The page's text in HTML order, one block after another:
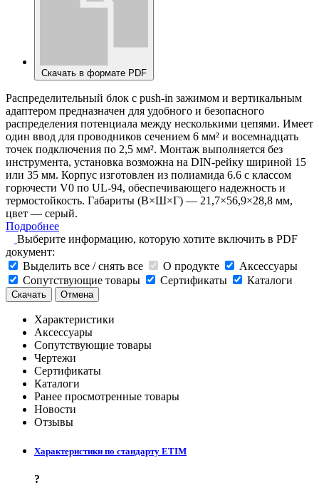
Скачать в формате PDF
Распределительный блок с push-in зажимом и вертикальным
адаптером предназначен для удобного и безопасного
распределения потенциала между несколькими цепями. Имеет
один ввод для проводников сечением 6 мм² и восемнадцать
точек подключения по 2,5 мм². Монтаж выполняется без
инструмента, установка возможна на DIN-рейку шириной 15
или 35 мм. Корпус изготовлен из полиамида 6.6 с классом
горючести V0 по UL-94, обеспечивающего надежность и
термостойкость. Габариты (В×Ш×Г) — 21,7×56,9×28,8 мм,
цвет — серый.
Подробнее
Выберите информацию, которую хотите включить в PDF
документ:
Выделить все / снять все
О продукте
Аксессуары
Сопутствующие товары
Сертификаты Каталоги
Скачать Отмена
Характеристики
Аксессуары
Сопутствующие товары
Чертежи
Сертификаты
Каталоги
Ранее просмотренные товары
Новости
Отзывы
Характеристики по стандарту ETIM
?